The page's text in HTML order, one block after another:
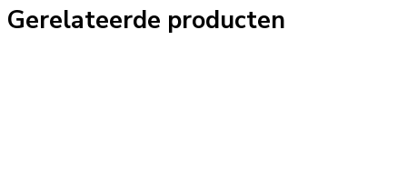
Gerelateerde producten